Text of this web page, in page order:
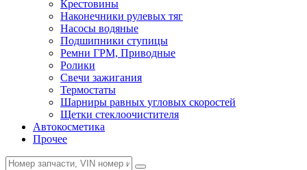
Крестовины
Наконечники рулевых тяг
Насосы водяные
Подшипники ступицы
Ремни ГРМ, Приводные
Ролики
Свечи зажигания
Термостаты
Шарниры равных угловых скоростей
Щетки стеклоочистителя
Автокосметика
Прочее